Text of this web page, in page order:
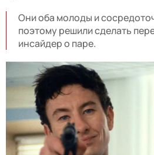
Они оба молоды и
поэтому решили сделать
инсайдер о паре.